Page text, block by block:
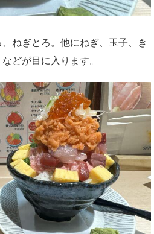
ねぎとろ。他にねぎ、玉子、き
どが目に入ります。